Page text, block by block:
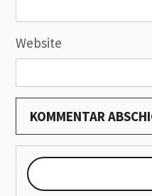
Website